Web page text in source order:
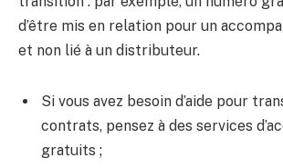
d’être mis en relation pour un
et non lié à un distributeur.
Si vous avez besoin d’aide pour
contrats, pensez à des services
gratuits ;